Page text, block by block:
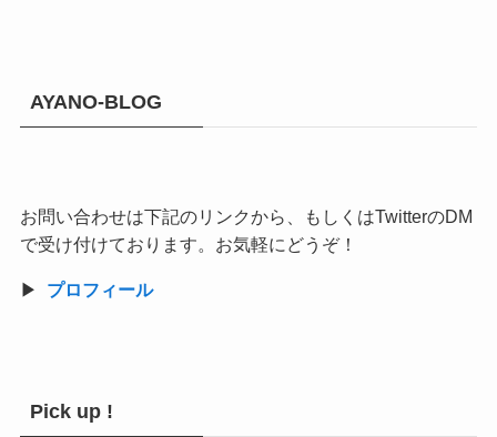
AYANO-BLOG
お問い合わせは下記のリンクから、もしくはTwitterのDM
で受け付けております。お気軽にどうぞ！
▶︎ プロフィール
Pick up !